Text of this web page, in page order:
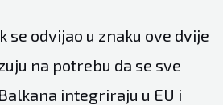
se odvijao u znaku ove dvije
na potrebu da se sve
integriraju u EU i